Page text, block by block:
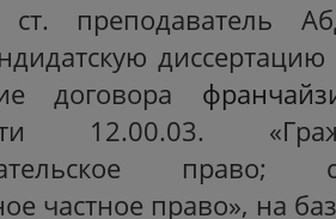
преподаватель
договора
12.00.03.
право;
частное право», на